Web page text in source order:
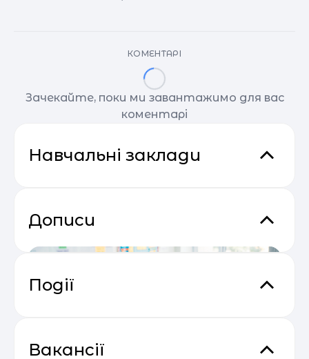
КОМЕНТАРІ
Зачекайте, поки ми завантажимо для вас
коментарі
Навчальні заклади
Дописи
Події
— 2026
Вакансії